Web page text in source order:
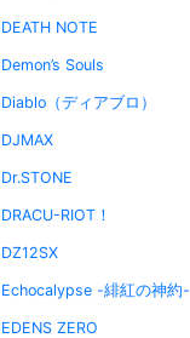
DEATH NOTE
Demon’s Souls
Diablo（ディアブロ）
DJMAX
Dr.STONE
DRACU-RIOT！
DZ12SX
Echocalypse -緋紅の神約-
EDENS ZERO